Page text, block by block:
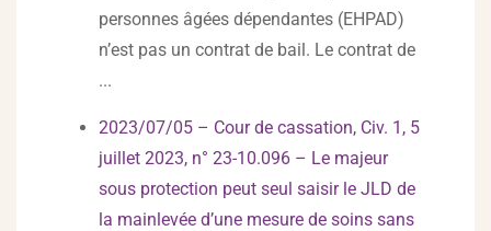
personnes âgées dépendantes (EHPAD)
n’est pas un contrat de bail. Le contrat de
...
2023/07/05 – Cour de cassation, Civ. 1, 5
juillet 2023, n° 23-10.096 – Le majeur
sous protection peut seul saisir le JLD de
la mainlevée d’une mesure de soins sans